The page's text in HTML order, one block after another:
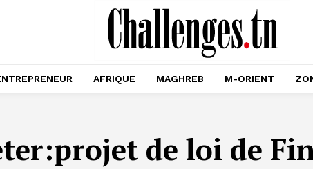
AFRIQUE MAGHREB M-ORIENT
projet de loi de